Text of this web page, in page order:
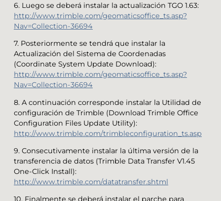
6. Luego se deberá instalar la actualización TGO 1.63:
http://www.trimble.com/geomaticsoffice_ts.asp?
Nav=Collection-36694
7. Posteriormente se tendrá que instalar la
Actualización del Sistema de Coordenadas
(Coordinate System Update Download):
http://www.trimble.com/geomaticsoffice_ts.asp?
Nav=Collection-36694
8. A continuación corresponde instalar la Utilidad de
configuración de Trimble (Download Trimble Office
Configuration Files Update Utility):
http://www.trimble.com/trimbleconfiguration_ts.asp
9. Consecutivamente instalar la última versión de la
transferencia de datos (Trimble Data Transfer V1.45
One-Click Install):
http://www.trimble.com/datatransfer.shtml
10. Finalmente se deberá instalar el parche para